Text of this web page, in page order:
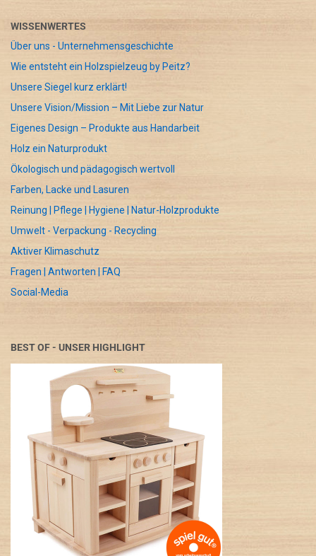
WISSENWERTES
Über uns - Unternehmensgeschichte
Wie entsteht ein Holzspielzeug by Peitz?
Unsere Siegel kurz erklärt!
Unsere Vision/Mission – Mit Liebe zur Natur
Eigenes Design – Produkte aus Handarbeit
Holz ein Naturprodukt
Ökologisch und pädagogisch wertvoll
Farben, Lacke und Lasuren
Reinung | Pflege | Hygiene | Natur-Holzprodukte
Umwelt - Verpackung - Recycling
Aktiver Klimaschutz
Fragen | Antworten | FAQ
Social-Media
BEST OF - UNSER HIGHLIGHT